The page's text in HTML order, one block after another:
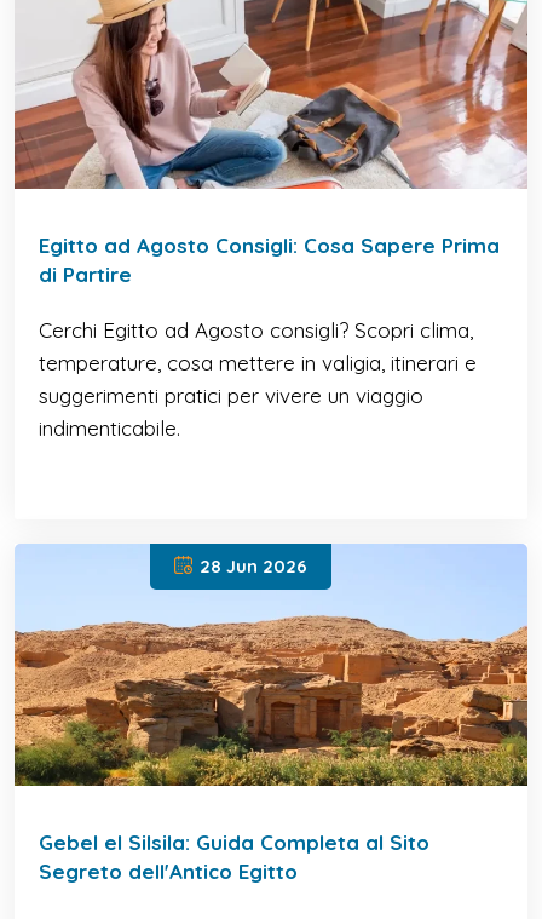
Egitto ad Agosto Consigli: Cosa Sapere Prima
di Partire
Cerchi Egitto ad Agosto consigli? Scopri clima,
temperature, cosa mettere in valigia, itinerari e
suggerimenti pratici per vivere un viaggio
indimenticabile.
28 Jun 2026
Gebel el Silsila: Guida Completa al Sito
Segreto dell'Antico Egitto